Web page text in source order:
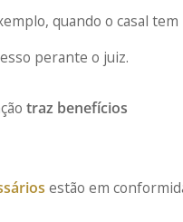
quando o casal tem
perante o juiz.
traz benefícios
estão em